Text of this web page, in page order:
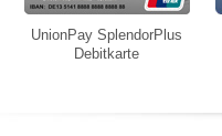
UnionPay SplendorPlus
Debitkarte